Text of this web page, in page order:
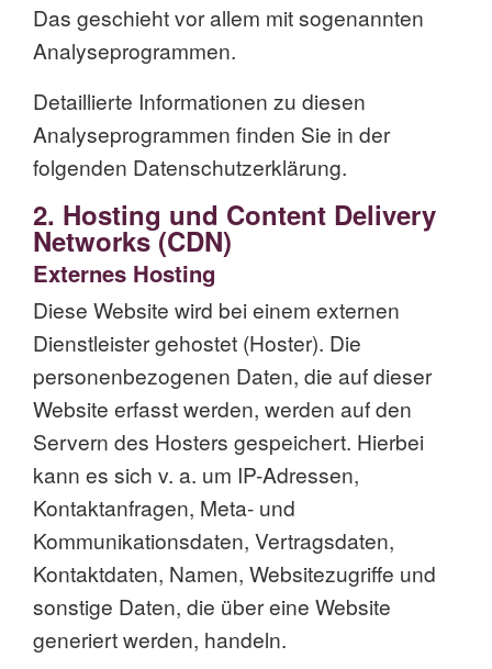
Das geschieht vor allem mit sogenannten
Analyseprogrammen.
Detaillierte Informationen zu diesen
Analyseprogrammen finden Sie in der
folgenden Datenschutzerklärung.
2. Hosting und Content Delivery
Networks (CDN)
Externes Hosting
Diese Website wird bei einem externen
Dienstleister gehostet (Hoster). Die
personenbezogenen Daten, die auf dieser
Website erfasst werden, werden auf den
Servern des Hosters gespeichert. Hierbei
kann es sich v. a. um IP-Adressen,
Kontaktanfragen, Meta- und
Kommunikationsdaten, Vertragsdaten,
Kontaktdaten, Namen, Websitezugriffe und
sonstige Daten, die über eine Website
generiert werden, handeln.